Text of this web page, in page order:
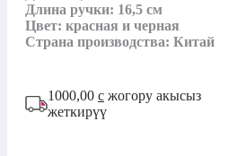
Длина ручки: 16,5 см
Цвет: красная и черная
Страна производства: Китай
1000,00 с жогору акысыз
жеткирүү